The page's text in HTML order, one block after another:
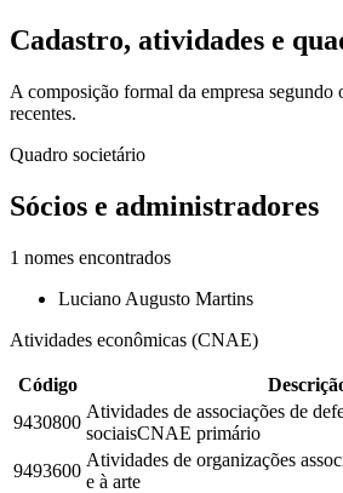
Cadastro, atividades e
A composição formal da empresa segundo
recentes.
Quadro societário
Sócios e administradores
1 nomes encontrados
Luciano Augusto Martins
Atividades econômicas (CNAE)
Código
9430800
Atividades de associações de
sociaisCNAE primário
9493600
Atividades de organizações
e à arte